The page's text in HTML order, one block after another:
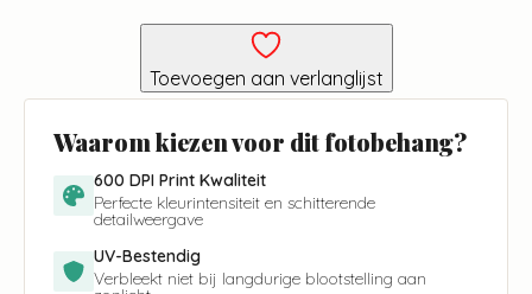
Toevoegen aan verlanglijst
Waarom kiezen voor dit fotobehang?
600 DPI Print Kwaliteit
Perfecte kleurintensiteit en schitterende
detailweergave
UV-Bestendig
Verbleekt niet bij langdurige blootstelling aan